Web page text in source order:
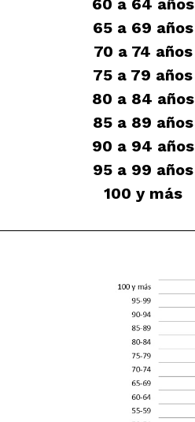
65 a 69 años
70 a 74 años
75 a 79 años
80 a 84 años
85 a 89 años
90 a 94 años
95 a 99 años
100 y más